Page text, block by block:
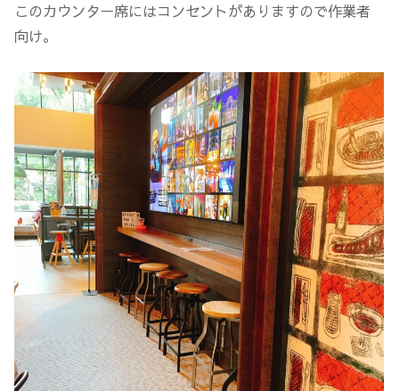
このカウンター席にはコンセントがありますので作業者
向け。